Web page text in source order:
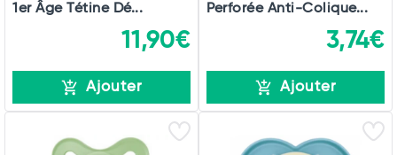
1er Âge Tétine Dé...
11,90€
Ajouter
Perforée Anti-Colique...
3,74€
Ajouter